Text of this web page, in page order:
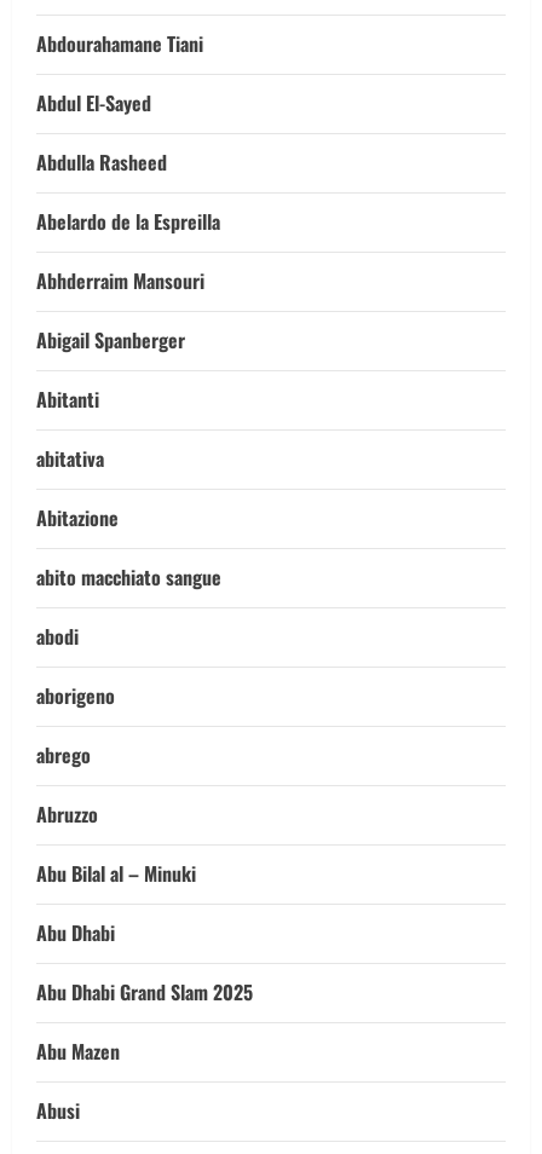
Abdourahamane Tiani
Abdul El-Sayed
Abdulla Rasheed
Abelardo de la Espreilla
Abhderraim Mansouri
Abigail Spanberger
Abitanti
abitativa
Abitazione
abito macchiato sangue
abodi
aborigeno
abrego
Abruzzo
Abu Bilal al – Minuki
Abu Dhabi
Abu Dhabi Grand Slam 2025
Abu Mazen
Abusi